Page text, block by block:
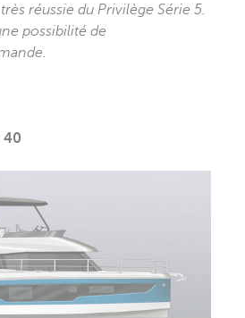
réussie du Privilège Série 5.
possibilité de
40